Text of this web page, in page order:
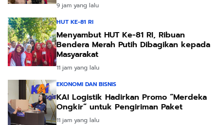
9 jam yang lalu
HUT KE-81 RI
Menyambut HUT Ke-81 RI, Ribuan
Bendera Merah Putih Dibagikan kepada
Masyarakat
11 jam yang lalu
EKONOMI DAN BISNIS
KAI Logistik Hadirkan Promo “Merdeka
Ongkir” untuk Pengiriman Paket
11 jam yang lalu